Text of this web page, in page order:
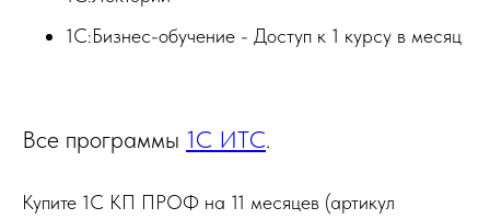
1С:Бизнес-обучение - Доступ к 1 курсу в месяц
Все программы 1С ИТС.
Купите 1С КП ПРОФ на 11 месяцев (артикул